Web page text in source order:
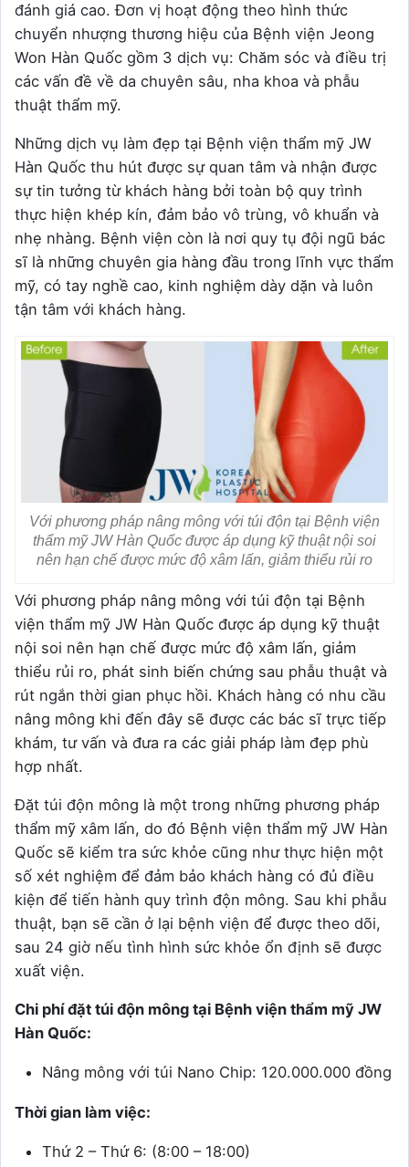
đánh giá cao. Đơn vị hoạt động theo hình thức
chuyển nhượng thương hiệu của Bệnh viện Jeong
Won Hàn Quốc gồm 3 dịch vụ: Chăm sóc và điều trị
các vấn đề về da chuyên sâu, nha khoa và phẫu
thuật thẩm mỹ.
Những dịch vụ làm đẹp tại Bệnh viện thẩm mỹ JW
Hàn Quốc thu hút được sự quan tâm và nhận được
sự tin tưởng từ khách hàng bởi toàn bộ quy trình
thực hiện khép kín, đảm bảo vô trùng, vô khuẩn và
nhẹ nhàng. Bệnh viện còn là nơi quy tụ đội ngũ bác
sĩ là những chuyên gia hàng đầu trong lĩnh vực thẩm
mỹ, có tay nghề cao, kinh nghiệm dày dặn và luôn
tận tâm với khách hàng.
Với phương pháp nâng mông với túi độn tại Bệnh viện
thẩm mỹ JW Hàn Quốc được áp dụng kỹ thuật nội soi
nên hạn chế được mức độ xâm lấn, giảm thiểu rủi ro
Với phương pháp nâng mông với túi độn tại Bệnh
viện thẩm mỹ JW Hàn Quốc được áp dụng kỹ thuật
nội soi nên hạn chế được mức độ xâm lấn, giảm
thiểu rủi ro, phát sinh biến chứng sau phẫu thuật và
rút ngắn thời gian phục hồi. Khách hàng có nhu cầu
nâng mông khi đến đây sẽ được các bác sĩ trực tiếp
khám, tư vấn và đưa ra các giải pháp làm đẹp phù
hợp nhất.
Đặt túi độn mông là một trong những phương pháp
thẩm mỹ xâm lấn, do đó Bệnh viện thẩm mỹ JW Hàn
Quốc sẽ kiểm tra sức khỏe cũng như thực hiện một
số xét nghiệm để đảm bảo khách hàng có đủ điều
kiện để tiến hành quy trình độn mông. Sau khi phẫu
thuật, bạn sẽ cần ở lại bệnh viện để được theo dõi,
sau 24 giờ nếu tình hình sức khỏe ổn định sẽ được
xuất viện.
Chi phí đặt túi độn mông tại Bệnh viện thẩm mỹ JW
Hàn Quốc:
Nâng mông với túi Nano Chip: 120.000.000 đồng
Thời gian làm việc:
Thứ 2 – Thứ 6: (8:00 – 18:00)